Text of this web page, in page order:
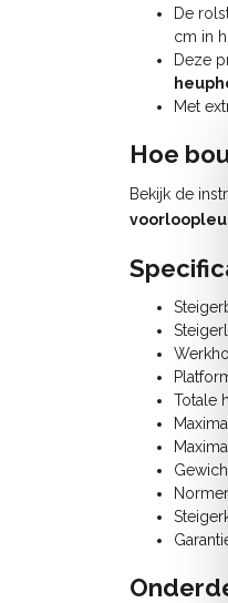
De
cm in
Deze
Met
Hoe
Bekijk de
Totale